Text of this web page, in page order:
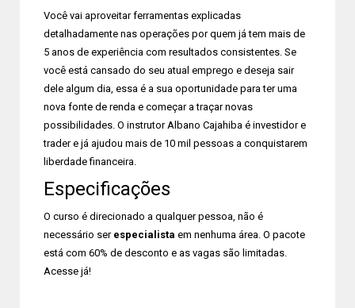
Você vai aproveitar ferramentas explicadas
detalhadamente nas operações por quem já tem mais de
5 anos de experiência com resultados consistentes. Se
você está cansado do seu atual emprego e deseja sair
dele algum dia, essa é a sua oportunidade para ter uma
nova fonte de renda e começar a traçar novas
possibilidades. O instrutor Albano Cajahiba é investidor e
trader e já ajudou mais de 10 mil pessoas a conquistarem
liberdade financeira.
Especificações
O curso é direcionado a qualquer pessoa, não é
necessário ser especialista em nenhuma área. O pacote
está com 60% de desconto e as vagas são limitadas.
Acesse já!